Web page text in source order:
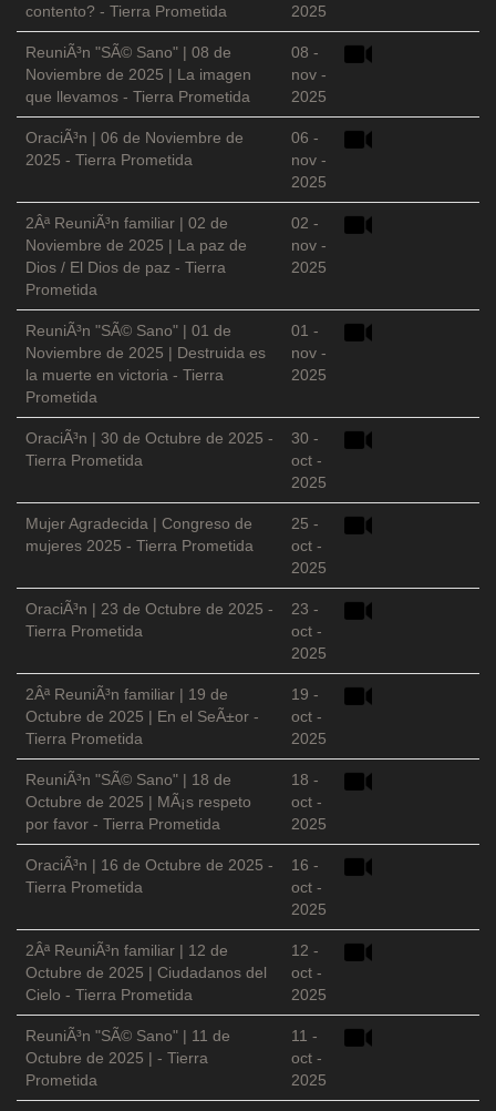
contento? - Tierra Prometida
2025
ReuniÃ³n "SÃ© Sano" | 08 de
Noviembre de 2025 | La imagen
que llevamos - Tierra Prometida
08 -
nov -
2025
OraciÃ³n | 06 de Noviembre de
2025 - Tierra Prometida
06 -
nov -
2025
2Âª ReuniÃ³n familiar | 02 de
Noviembre de 2025 | La paz de
Dios / El Dios de paz - Tierra
Prometida
02 -
nov -
2025
ReuniÃ³n "SÃ© Sano" | 01 de
Noviembre de 2025 | Destruida es
la muerte en victoria - Tierra
Prometida
01 -
nov -
2025
OraciÃ³n | 30 de Octubre de 2025 -
Tierra Prometida
30 -
oct -
2025
Mujer Agradecida | Congreso de
mujeres 2025 - Tierra Prometida
25 -
oct -
2025
OraciÃ³n | 23 de Octubre de 2025 -
Tierra Prometida
23 -
oct -
2025
2Âª ReuniÃ³n familiar | 19 de
Octubre de 2025 | En el SeÃ±or -
Tierra Prometida
19 -
oct -
2025
ReuniÃ³n "SÃ© Sano" | 18 de
Octubre de 2025 | MÃ¡s respeto
por favor - Tierra Prometida
18 -
oct -
2025
OraciÃ³n | 16 de Octubre de 2025 -
Tierra Prometida
16 -
oct -
2025
2Âª ReuniÃ³n familiar | 12 de
Octubre de 2025 | Ciudadanos del
Cielo - Tierra Prometida
12 -
oct -
2025
ReuniÃ³n "SÃ© Sano" | 11 de
Octubre de 2025 | - Tierra
Prometida
11 -
oct -
2025